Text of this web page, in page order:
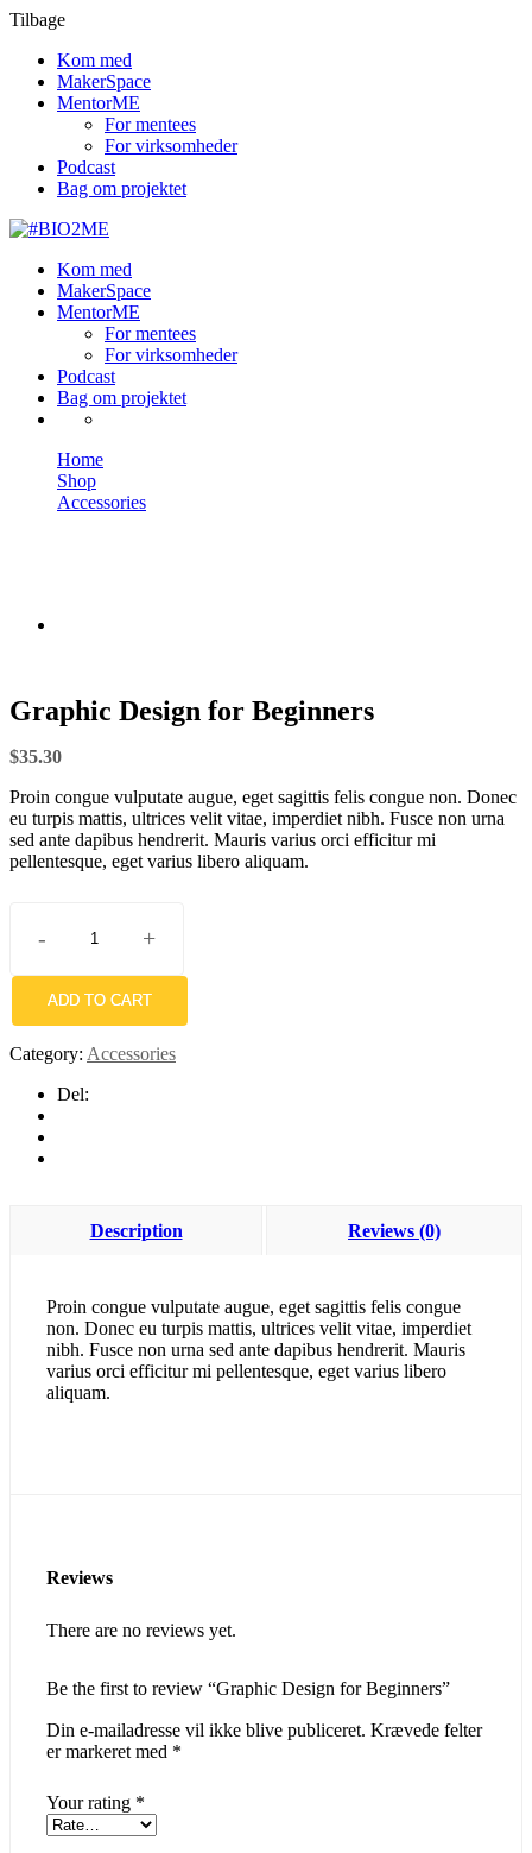
Tilbage
Kom med
MakerSpace
MentorME
For mentees
For virksomheder
Podcast
Bag om projektet
Kom med
MakerSpace
MentorME
For mentees
For virksomheder
Podcast
Bag om projektet
Home
Shop
Accessories
Graphic Design for Beginners
$35.30
Proin congue vulputate augue, eget sagittis felis congue non. Donec
eu turpis mattis, ultrices velit vitae, imperdiet nibh. Fusce non urna
sed ante dapibus hendrerit. Mauris varius orci efficitur mi
pellentesque, eget varius libero aliquam.
-
Graphic
for
Beginners
quantity
+
ADD TO CART
Category: Accessories
Del:
Description Reviews (0)
Proin congue vulputate augue, eget sagittis felis congue
non. Donec eu turpis mattis, ultrices velit vitae, imperdiet
nibh. Fusce non urna sed ante dapibus hendrerit. Mauris
varius orci efficitur mi pellentesque, eget varius libero
aliquam.
Reviews
There are no reviews yet.
Be the first to review “Graphic Design for Beginners”
Din e-mailadresse vil ikke blive publiceret. Krævede felter
er markeret med *
Your rating *